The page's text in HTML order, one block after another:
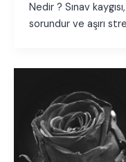
Nedir ? Sınav
sorundur ve aşırı